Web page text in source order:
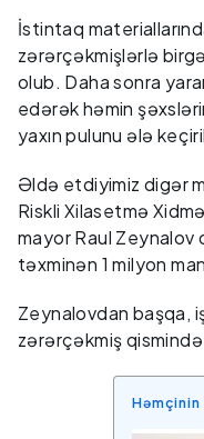
İstintaq
zərərçəkmişlərlə
olub. Daha sonra
edərək həmin
yaxın pulunu ələ
Əldə etdiyimiz digər
Riskli Xilasetmə
mayor Raul Zeynalov
təxminən 1 milyon
Zeynalovdan başqa,
zərərçəkmiş qismində
Həmçinin